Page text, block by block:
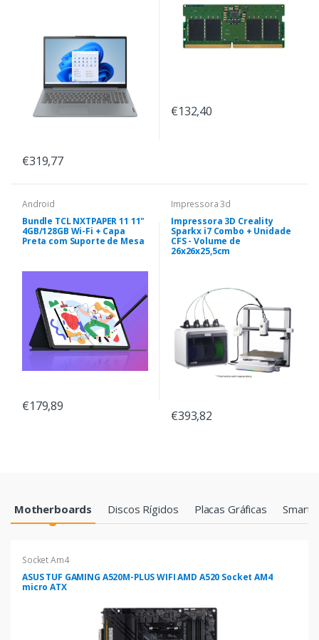
€319,77
€132,40
Android
Bundle TCL NXTPAPER 11 11"
4GB/128GB Wi-Fi + Capa
Preta com Suporte de Mesa
€179,89
Impressora 3d
Impressora 3D Creality
Sparkx i7 Combo + Unidade
CFS - Volume de
26x26x25,5cm
€393,82
Products Grid
Motherboards Discos Rígidos Placas Gráficas
Socket Am4
ASUS TUF GAMING A520M-PLUS WIFI AMD A520 Socket AM4
micro ATX